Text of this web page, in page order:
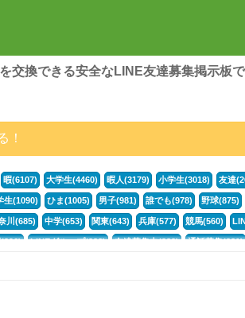
交換できる安全なLINE友達募集掲示板
！
暇(6107) 大学生(4460) 暇人(3179) 小学生(3018) 友達
生(1090) ひま(1005) 男子(981) 誰でも(978) 野球(875)
川(685) 中学(653) 関東(643) 兵庫(577) 競馬(560)
LINEグループ(388) 友達募集中(382) 通話募集(381)